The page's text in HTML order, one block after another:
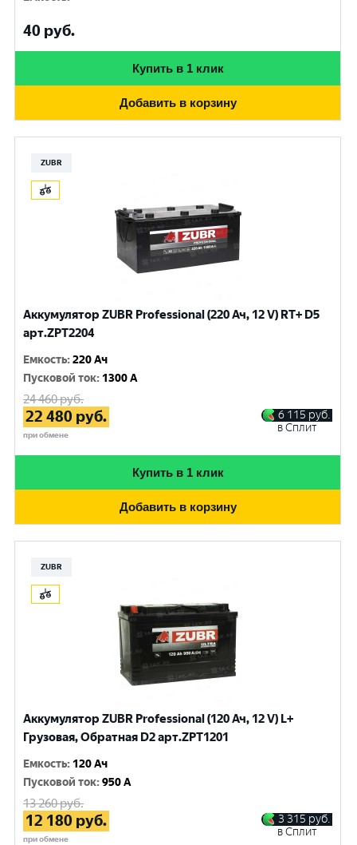
40 руб.
Купить в 1 клик
Добавить в корзину
ZUBR
Аккумулятор ZUBR Professional (220 Ач, 12 V) RT+ D5
арт.ZPT2204
Емкость:220 Ач
Пусковой ток: 1300 A
24 460руб.
22 480 руб.
при обмене
6 115 руб.
в Сплит
Купить в 1 клик
Добавить в корзину
ZUBR
Аккумулятор ZUBR Professional (120 Ач, 12 V) L+
Грузовая, Обратная D2 арт.ZPT1201
Емкость: 120 Ач
Пусковой ток:950 A
13 260руб.
12 180 руб.
при обмене
3 315 руб.
в Сплит